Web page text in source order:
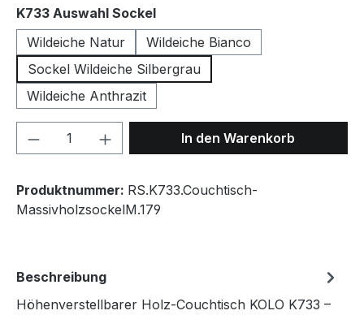
K733 Auswahl Sockelauswählen
Wildeiche Natur
Wildeiche Bianco
Sockel Wildeiche Silbergrau
Wildeiche Anthrazit
Produkt Anzahl: Gib denIn den Warenkorb
Produktnummer: RS.K733.Couchtisch-
MassivholzsockelM.179
Beschreibung
Höhenverstellbarer Holz-Couchtisch KOLO K733 –